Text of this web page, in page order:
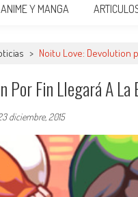
ANIME Y MANGA
> Noitu Love: Devolution
Por Fin Llegará A La
diciembre, 2015